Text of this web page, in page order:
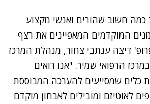
חשוב שהורים ואנשי מקצוע
המוקדמים המאפיינים את רצף
דיצה ענתבי צחור, מנהלת המרכז
הרפואי שמיר. "אנו רואים
כלים שמסייעים להערכה המבוססת
לאוטיזם ומובילים לאבחון מוקדם